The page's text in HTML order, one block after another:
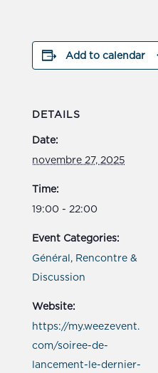
Add to calendar
DETAILS
Date:
novembre 27, 2025
Time:
19:00 - 22:00
Event Categories:
Général, Rencontre &
Discussion
Website:
https://my.weezevent.
com/soiree-de-
lancement-le-dernier-